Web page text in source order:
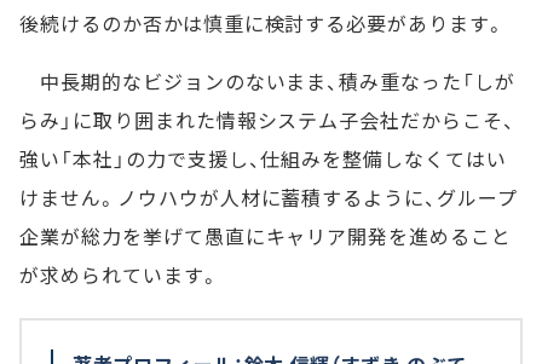
後続けるのか否かは慎重に検討する必要があります。
中長期的なビジョンのないまま、積み重なった「しが
らみ」に取り囲まれた情報システム子会社だからこそ、
強い「本社」の力で支援し、仕組みを整備しなくてはい
けません。ノウハウが人材に蓄積するように、グループ
企業が総力を挙げて愚直にキャリア開発を進めること
が求められています。